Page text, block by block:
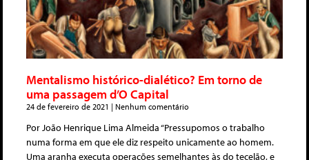
Mentalismo histórico-dialético? Em torno de
uma passagem d’O Capital
24 de fevereiro de 2021 Nenhum comentário
Por João Henrique Lima Almeida “Pressupomos o trabalho
numa forma em que ele diz respeito unicamente ao homem.
Uma aranha executa operações semelhantes às do tecelão, e